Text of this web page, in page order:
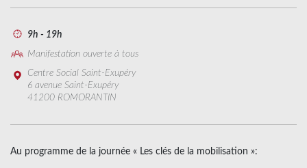
9h - 19h
Manifestation ouverte à tous
Centre Social Saint-Exupéry
6 avenue Saint-Exupéry
41200 ROMORANTIN
Au programme de la journée « Les clés de la mobilisation »: